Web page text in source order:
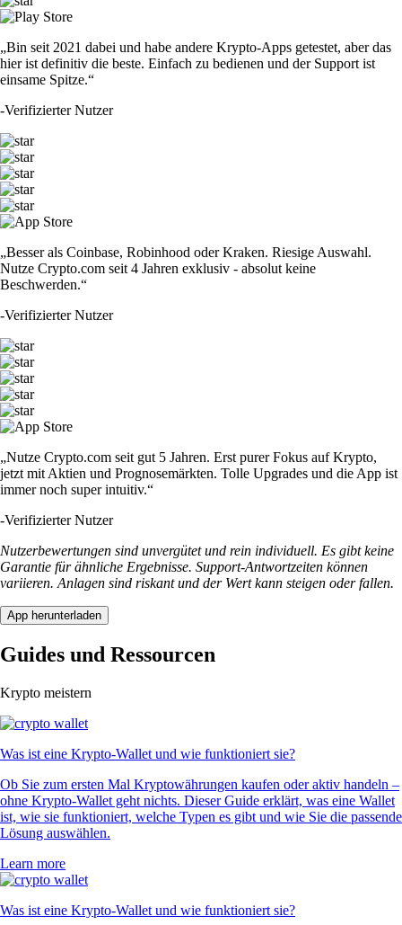
„Bin seit 2021 dabei und habe andere Krypto-Apps getestet, aber das
hier ist definitiv die beste. Einfach zu bedienen und der Support ist
einsame Spitze.“
-Verifizierter Nutzer
„Besser als Coinbase, Robinhood oder Kraken. Riesige Auswahl.
Nutze Crypto.com seit 4 Jahren exklusiv - absolut keine
Beschwerden.“
-Verifizierter Nutzer
„Nutze Crypto.com seit gut 5 Jahren. Erst purer Fokus auf Krypto,
jetzt mit Aktien und Prognosemärkten. Tolle Upgrades und die App ist
immer noch super intuitiv.“
-Verifizierter Nutzer
Nutzerbewertungen sind unvergütet und rein individuell. Es gibt keine
Garantie für ähnliche Ergebnisse. Support-Antwortzeiten können
variieren. Anlagen sind riskant und der Wert kann steigen oder fallen.
App herunterladen
Guides und Ressourcen
Krypto meistern
Was ist eine Krypto-Wallet und wie funktioniert sie?
Ob Sie zum ersten Mal Kryptowährungen kaufen oder aktiv handeln –
ohne Krypto-Wallet geht nichts. Dieser Guide erklärt, was eine Wallet
ist, wie sie funktioniert, welche Typen es gibt und wie Sie die passende
Lösung auswählen.
Learn more
Was ist eine Krypto-Wallet und wie funktioniert sie?